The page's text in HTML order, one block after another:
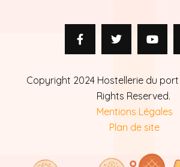
Copyright 2024 Hostellerie du port
Rights Reserved.
Mentions Légales
Plan de site